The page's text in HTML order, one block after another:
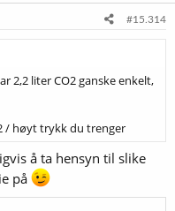
#15.314
2,2 liter CO2 ganske enkelt,
/ høyt trykk du trenger
å ta hensyn til slike
på